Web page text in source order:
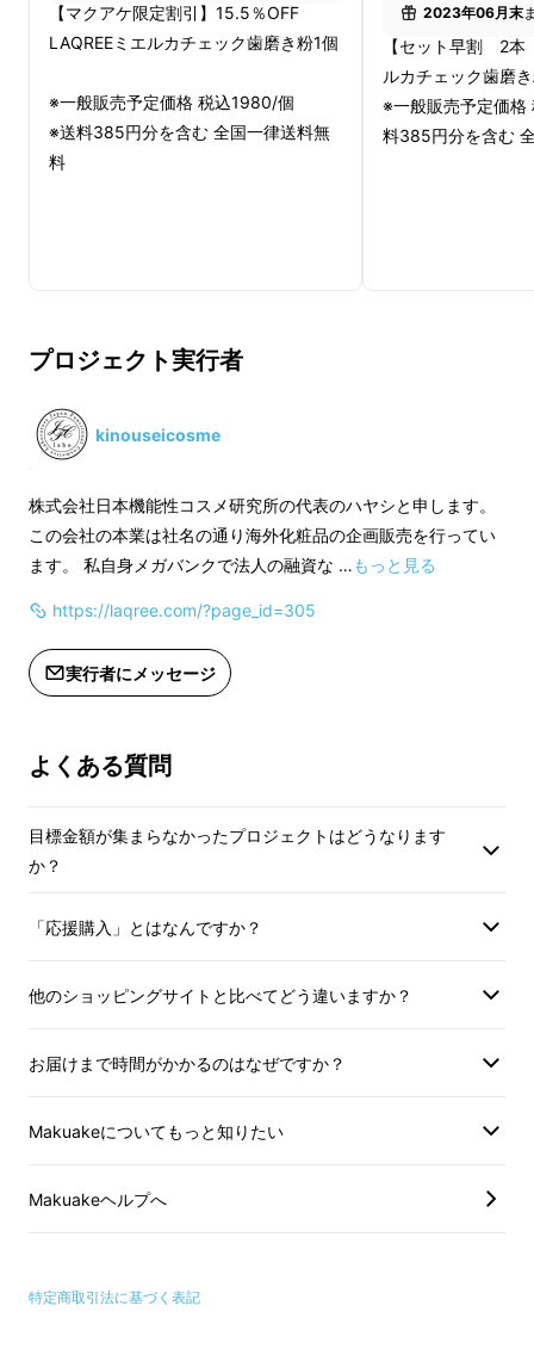
通常の安価な染色液では、口をゆすいだだけで
成分は贅沢に、でもしっかり染まるように何度
も試行錯誤を繰り返し、開発には2年以上の時
間がかかりました。
と汚れチェックが同時にできる２Wayハミガ
子供が大きくなってくると、いつまでも親が仕
いつかは自分で磨いてもらわないといけないけ
になりますよね。
キ です！
【マクアケ限定割引】15.5％OFF
LAQREEミエルカチェック歯磨き粉1個
※一般販売予定価格 税込1980/個
※送料385円分を含む 全国一律送料無
料
2023年06月末
【セット早割 2
ルカチェック歯磨
※一般販売予定価
料385円分を含む
プロジェクト実行者
kinouseicosme
株式会社日本機能性コスメ研究所の代表のハヤシと申します。
この会社の本業は社名の通り海外化粧品の企画販売を行ってい
ます。 私自身メガバンクで法人の融資な …もっと見る
https://laqree.com/?page_id=305
実行者にメッセージ
よくある質問
目標金額が集まらなかったプロジェクトはどうなります
か？
「応援購入」とはなんですか？
他のショッピングサイトと比べてどう違いますか？
お届けまで時間がかかるのはなぜですか？
Makuakeについてもっと知りたい
Makuakeヘルプへ
特定商取引法に基づく表記